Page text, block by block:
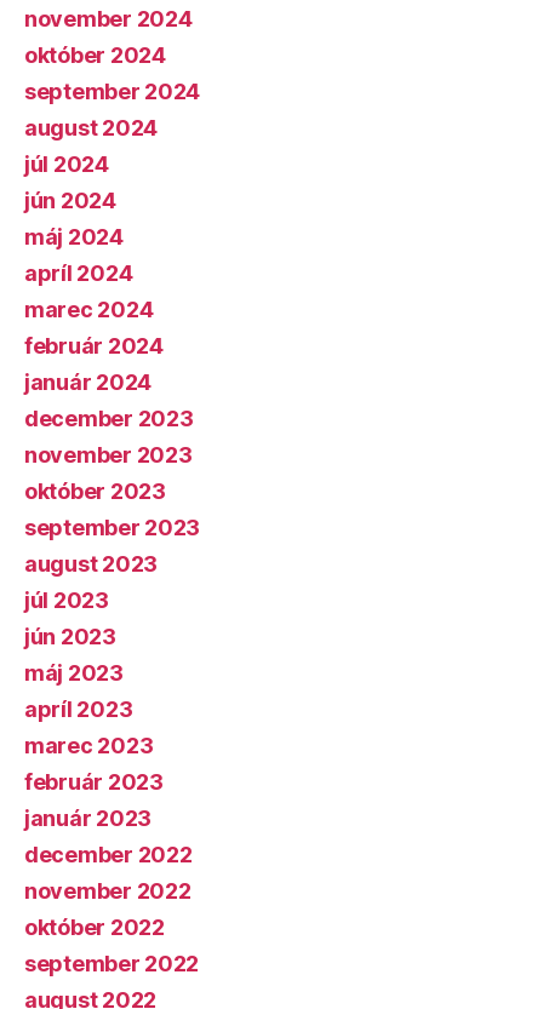
november 2024
október 2024
september 2024
august 2024
júl 2024
jún 2024
máj 2024
apríl 2024
marec 2024
február 2024
január 2024
december 2023
november 2023
október 2023
september 2023
august 2023
júl 2023
jún 2023
máj 2023
apríl 2023
marec 2023
február 2023
január 2023
december 2022
november 2022
október 2022
september 2022
august 2022